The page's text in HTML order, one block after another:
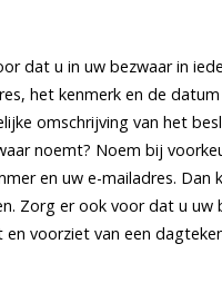
dat u in uw bezwaar in
het kenmerk en de
omschrijving van het
noemt? Noem bij
en uw e-mailadres. Dan
Zorg er ook voor dat u uw
voorziet van een